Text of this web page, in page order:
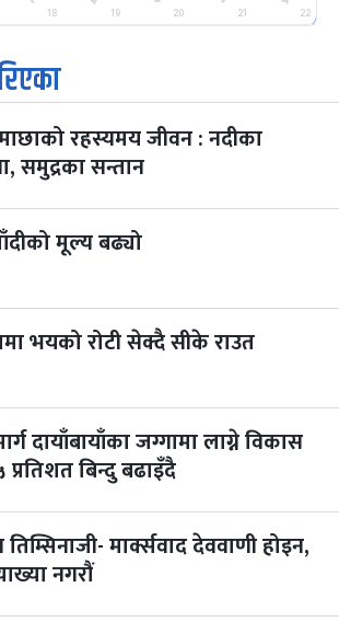
२०८३ Mar 9, 2027
-Mar 21, 2027
-Mar 22, 2027
७ महिना बाँकी
18 19 20 21 22
रहस्यमय जीवन : नदीका
समुद्रका सन्तान
मूल्य बढ्यो
भयको रोटी सेक्दै सीके राउत
दायाँबायाँका जग्गामा लाग्ने विकास
बिन्दु बढाइँदै
मार्क्सवाद देववाणी होइन,
नगरौं